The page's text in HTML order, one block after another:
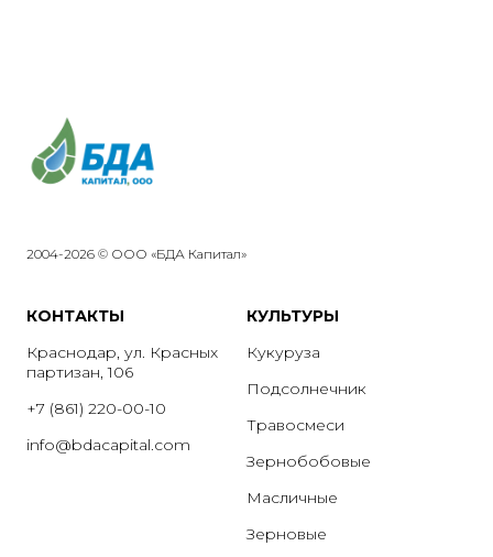
2004-2026 © ООО «БДА Капитал»
КОНТАКТЫ
Краснодар, ул. Красных
партизан, 106
+7 (861) 220-00-10
info@bdacapital.com
КУЛЬТУРЫ
Кукуруза
Подсолнечник
Травосмеси
Зернобобовые
Масличные
Зерновые